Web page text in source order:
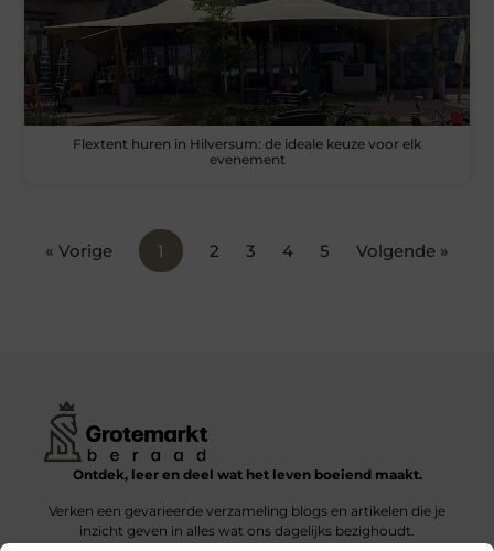
Flextent huren in Hilversum: de ideale keuze voor elk
evenement
« Vorige 1 2 3 4 5 Volgende »
Ontdek, leer en deel wat het leven boeiend maakt.
Verken een gevarieerde verzameling blogs en artikelen die je
inzicht geven in alles wat ons dagelijks bezighoudt.